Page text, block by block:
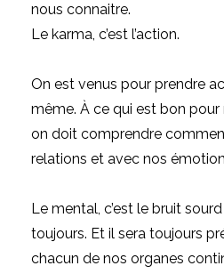
nous connaitre.
Le karma, c’est l’action.
On est venus pour prendre
même. À ce qui est bon pour
on doit comprendre
relations et avec nos
Le mental, c’est le bruit
toujours. Et il sera toujours
chacun de nos organes